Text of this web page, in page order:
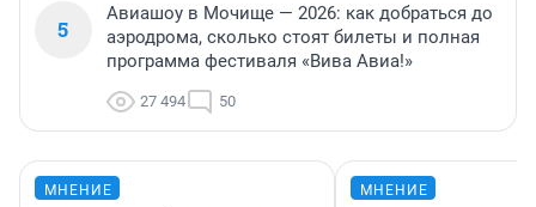
5
Авиашоу в Мочище — 2026: как добраться до
аэродрома, сколько стоят билеты и полная
программа фестиваля «Вива Авиа!»
27 494 50
МНЕНИЕ МНЕНИЕ